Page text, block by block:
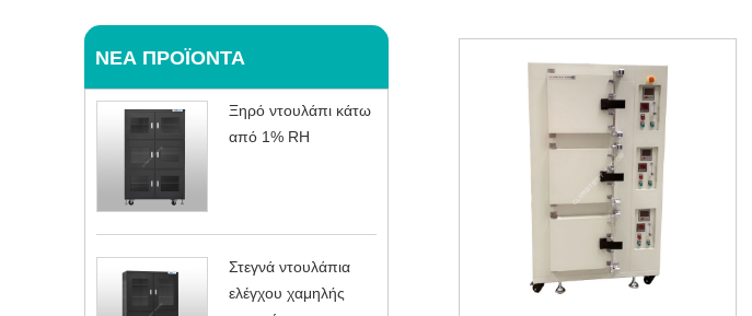
ΝΈΑ ΠΡΟΪΌΝΤΑ
Ξηρό ντουλάπι κάτω
από 1% RH
Στεγνά ντουλάπια
ελέγχου χαμηλής